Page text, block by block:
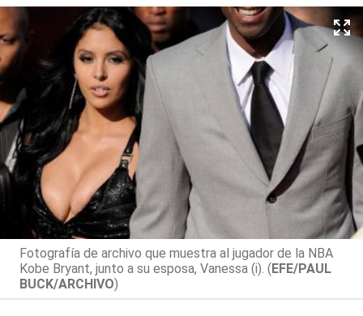
Fotografía de archivo que muestra al jugador de la NBA
Kobe Bryant, junto a su esposa, Vanessa (i). (EFE/PAUL
BUCK/ARCHIVO)